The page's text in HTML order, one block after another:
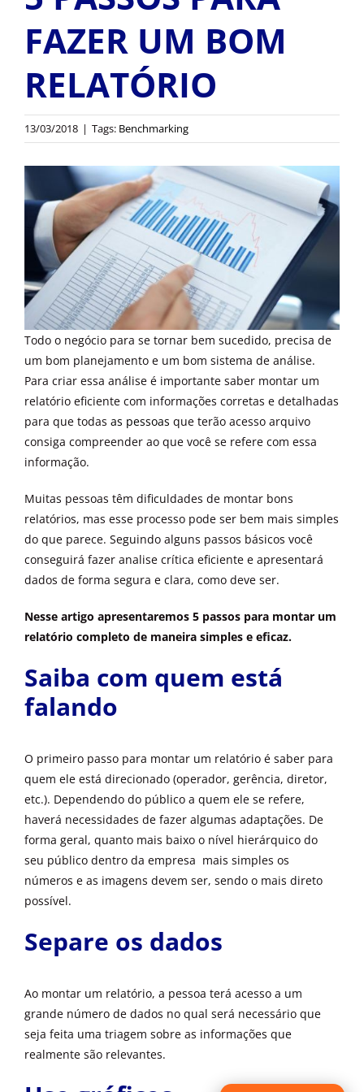
FAZER UM BOM
RELATÓRIO
13/03/2018 | Tags: Benchmarking
Todo o negócio para se tornar bem sucedido, precisa de
um bom planejamento e um bom sistema de análise.
Para criar essa análise é importante saber montar um
relatório eficiente com informações corretas e detalhadas
para que todas as pessoas que terão acesso arquivo
consiga compreender ao que você se refere com essa
informação.
Muitas pessoas têm dificuldades de montar bons
relatórios, mas esse processo pode ser bem mais simples
do que parece. Seguindo alguns passos básicos você
conseguirá fazer analise crítica eficiente e apresentará
dados de forma segura e clara, como deve ser.
Nesse artigo apresentaremos 5 passos para montar um
relatório completo de maneira simples e eficaz.
Saiba com quem está
falando
O primeiro passo para montar um relatório é saber para
quem ele está direcionado (operador, gerência, diretor,
etc.). Dependendo do público a quem ele se refere,
haverá necessidades de fazer algumas adaptações. De
forma geral, quanto mais baixo o nível hierárquico do
seu público dentro da empresa mais simples os
números e as imagens devem ser, sendo o mais direto
possível.
Separe os dados
Ao montar um relatório, a pessoa terá acesso a um
grande número de dados no qual será necessário que
seja feita uma triagem sobre as informações que
realmente são relevantes.